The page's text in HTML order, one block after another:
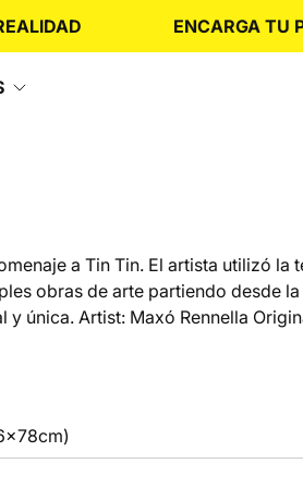
ENCARGA TU
a Tin Tin. El artista utilizó la
obras de arte partiendo desde
y única. Artist: Maxó Rennella